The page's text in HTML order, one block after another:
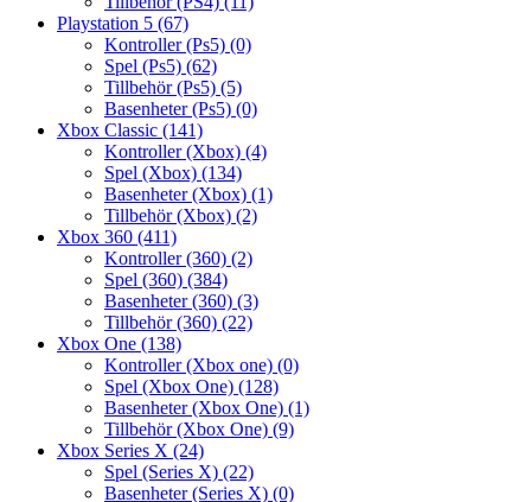
Playstation 5 (67)
Kontroller (Ps5) (0)
Spel (Ps5) (62)
Tillbehör (Ps5) (5)
Basenheter (Ps5) (0)
Xbox Classic (141)
Kontroller (Xbox) (4)
Spel (Xbox) (134)
Basenheter (Xbox) (1)
Tillbehör (Xbox) (2)
Xbox 360 (411)
Kontroller (360) (2)
Spel (360) (384)
Basenheter (360) (3)
Tillbehör (360) (22)
Xbox One (138)
Kontroller (Xbox one) (0)
Spel (Xbox One) (128)
Basenheter (Xbox One) (1)
Tillbehör (Xbox One) (9)
Xbox Series X (24)
Spel (Series X) (22)
Basenheter (Series X) (0)